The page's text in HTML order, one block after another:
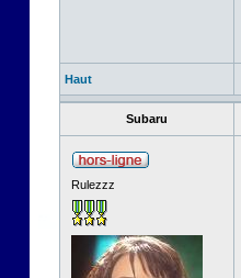
Haut
Subaru
Rulezzz